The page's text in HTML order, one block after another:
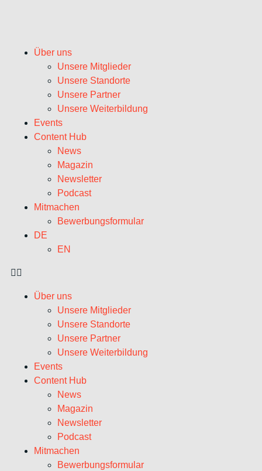
Über uns
Unsere Mitglieder
Unsere Standorte
Unsere Partner
Unsere Weiterbildung
Events
Content Hub
News
Magazin
Newsletter
Podcast
Mitmachen
Bewerbungsformular
DE
EN
Über uns
Unsere Mitglieder
Unsere Standorte
Unsere Partner
Unsere Weiterbildung
Events
Content Hub
News
Magazin
Newsletter
Podcast
Mitmachen
Bewerbungsformular